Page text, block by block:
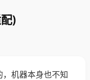
)
机器本身也不知